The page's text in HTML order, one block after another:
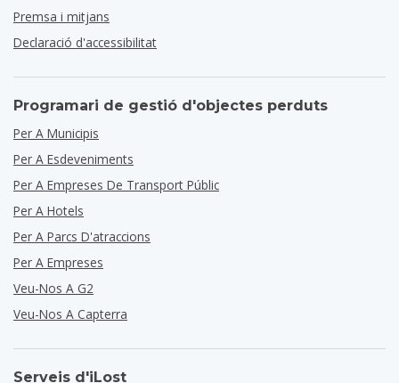
Premsa i mitjans
Declaració d'accessibilitat
Programari de gestió d'objectes perduts
Per A Municipis
Per A Esdeveniments
Per A Empreses De Transport Públic
Per A Hotels
Per A Parcs D'atraccions
Per A Empreses
Veu-Nos A G2
Veu-Nos A Capterra
Serveis d'iLost